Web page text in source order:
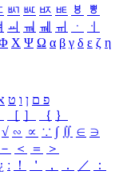
ㅴ ㅵ ㅶ ㅷ ㅸ
ㅹ
ㆉ ㆊ ㆋ ㆌ ㆍ
ㆎ
Χ Ψ Ω α β γ δ ε ζ η
פ ם ן ו ט
［ ］ ｛ ｝
√ ∽ ∝ ∵ ∫ ∬ ∈ ∋
－ ＜ ＝
＞
ː ！ ＇ ， ． ／
：